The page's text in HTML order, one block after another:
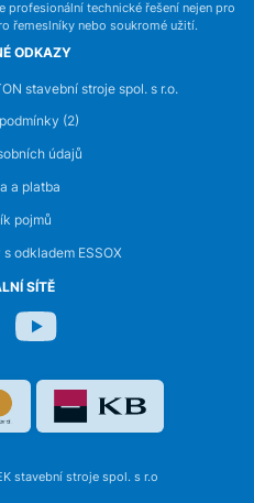
profesionální technické řešení nejen pro
řemeslníky nebo soukromé užití.
ODKAZY
stavební stroje spol. s r.o.
(2)
údajů
a platba
pojmů
odkladem ESSOX
SÍTĚ
stavební stroje spol. s r.o